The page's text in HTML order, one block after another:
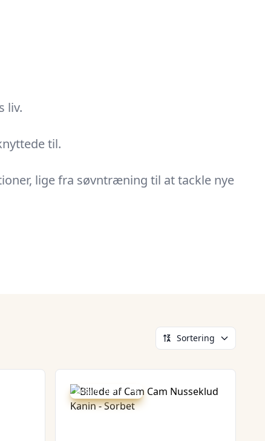
liv.
til.
lige fra søvntræning til at tackle nye
Sortering
Udsalg - spar 18 %